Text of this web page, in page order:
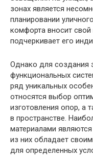
зонах является
планировании
комфорта вносит
подчеркивает его
Однако для создания
функциональных
ряд уникальных
относятся выбор
изготовления опор, а
в пространстве.
материалами
из них обладает
для определенных